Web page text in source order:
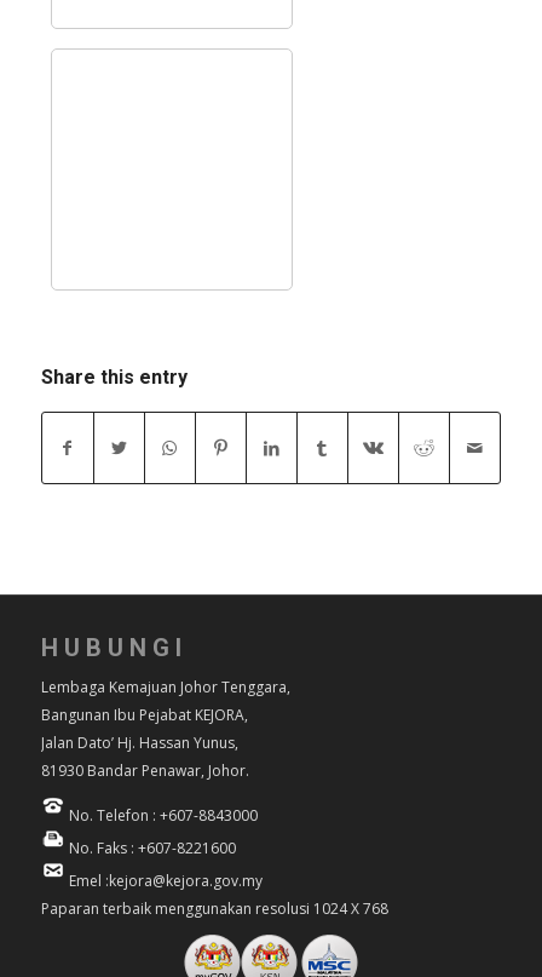
Share this entry
HUBUNGI
Lembaga Kemajuan Johor Tenggara,
Bangunan Ibu Pejabat KEJORA,
Jalan Dato’ Hj. Hassan Yunus,
81930 Bandar Penawar, Johor.
No. Telefon : +607-8843000
No. Faks : +607-8221600
Emel :kejora@kejora.gov.my
Paparan terbaik menggunakan resolusi 1024 X 768